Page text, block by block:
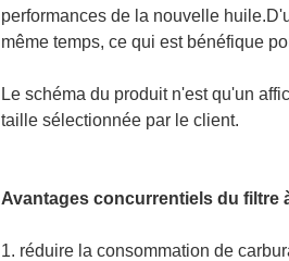
performances de la nouvelle
même temps, ce qui est bénéfique
Le schéma du produit n'est qu'un
taille sélectionnée par le client.
Avantages concurrentiels du filtre
1. réduire la consommation de